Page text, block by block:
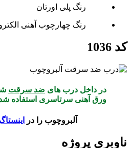
رنگ پلی اورتان
رنگ چهارچوب آهنی
کد 1036
در داخل درب های ضد سرقت
ورق آهنی سرتاسری استفاده
آلبروچوب را در
ناوبری پروژه